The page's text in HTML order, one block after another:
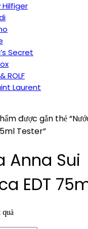
Secret
ROLF
Laurent
được gắn thẻ
Tester”
Anna Sui
EDT